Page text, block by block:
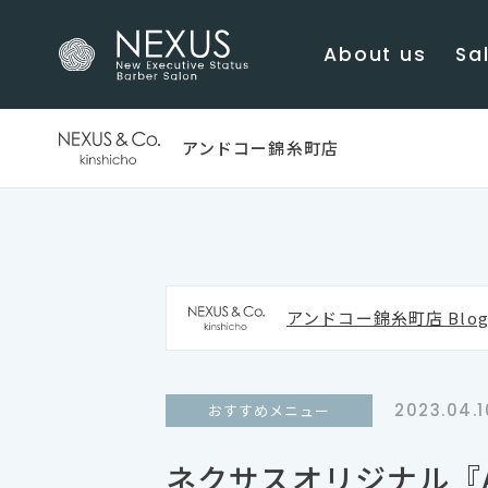
About us
アンドコー錦糸町店 Blog
ネクサスオリジナル
おすすめメニュー
アンドコー錦糸町店